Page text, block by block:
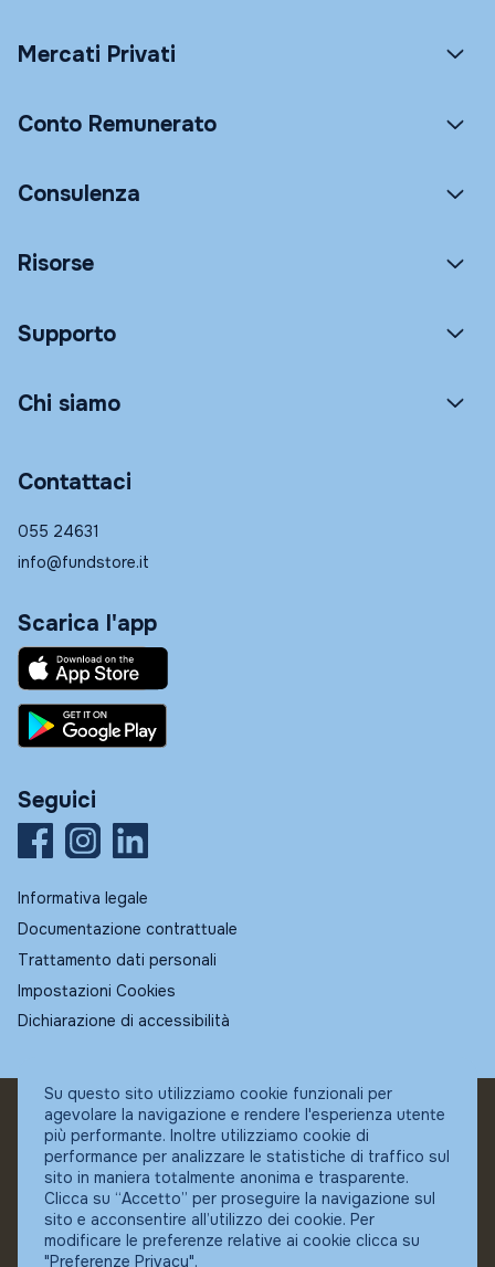
Mercati Privati
Conto Remunerato
Consulenza
Risorse
Supporto
Chi siamo
Contattaci
055 24631
info@fundstore.it
Scarica l'app
Seguici
Informativa legale
Documentazione contrattuale
Trattamento dati personali
Impostazioni Cookies
Dichiarazione di accessibilità
© Fundstore
Collocatore autorizzato:
Banca Ifigest SpA
P.Iva: 04337180485
Su questo sito utilizziamo cookie funzionali per
agevolare la navigazione e rendere l'esperienza utente
più performante. Inoltre utilizziamo cookie di
performance per analizzare le statistiche di traffico sul
sito in maniera totalmente anonima e trasparente.
Clicca su “Accetto” per proseguire la navigazione sul
sito e acconsentire all’utilizzo dei cookie. Per
modificare le preferenze relative ai cookie clicca su
"Preferenze Privacy".